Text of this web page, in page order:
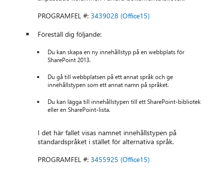
PROGRAMFEL #:3439028 (Office15)
Föreställ dig följande:
Du kan skapa en ny innehållstyp på en webbplats för
SharePoint 2013.
Du gå till webbplatsen på ett annat språk och ge
innehållstypen som ett annat namn på språket.
Du kan lägga till innehållstypen till ett SharePoint-bibliotek
eller en SharePoint-lista.
I det här fallet visas namnet innehållstypen på
standardspråket i stället för alternativa språk.
PROGRAMFEL #:3455925 (Office15)